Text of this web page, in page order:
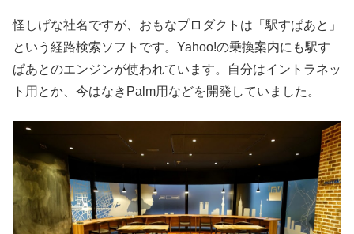
怪しげな社名ですが、おもなプロダクトは「駅すぱあと」
という経路検索ソフトです。Yahoo!の乗換案内にも駅す
ぱあとのエンジンが使われています。自分はイントラネッ
ト用とか、今はなきPalm用などを開発していました。